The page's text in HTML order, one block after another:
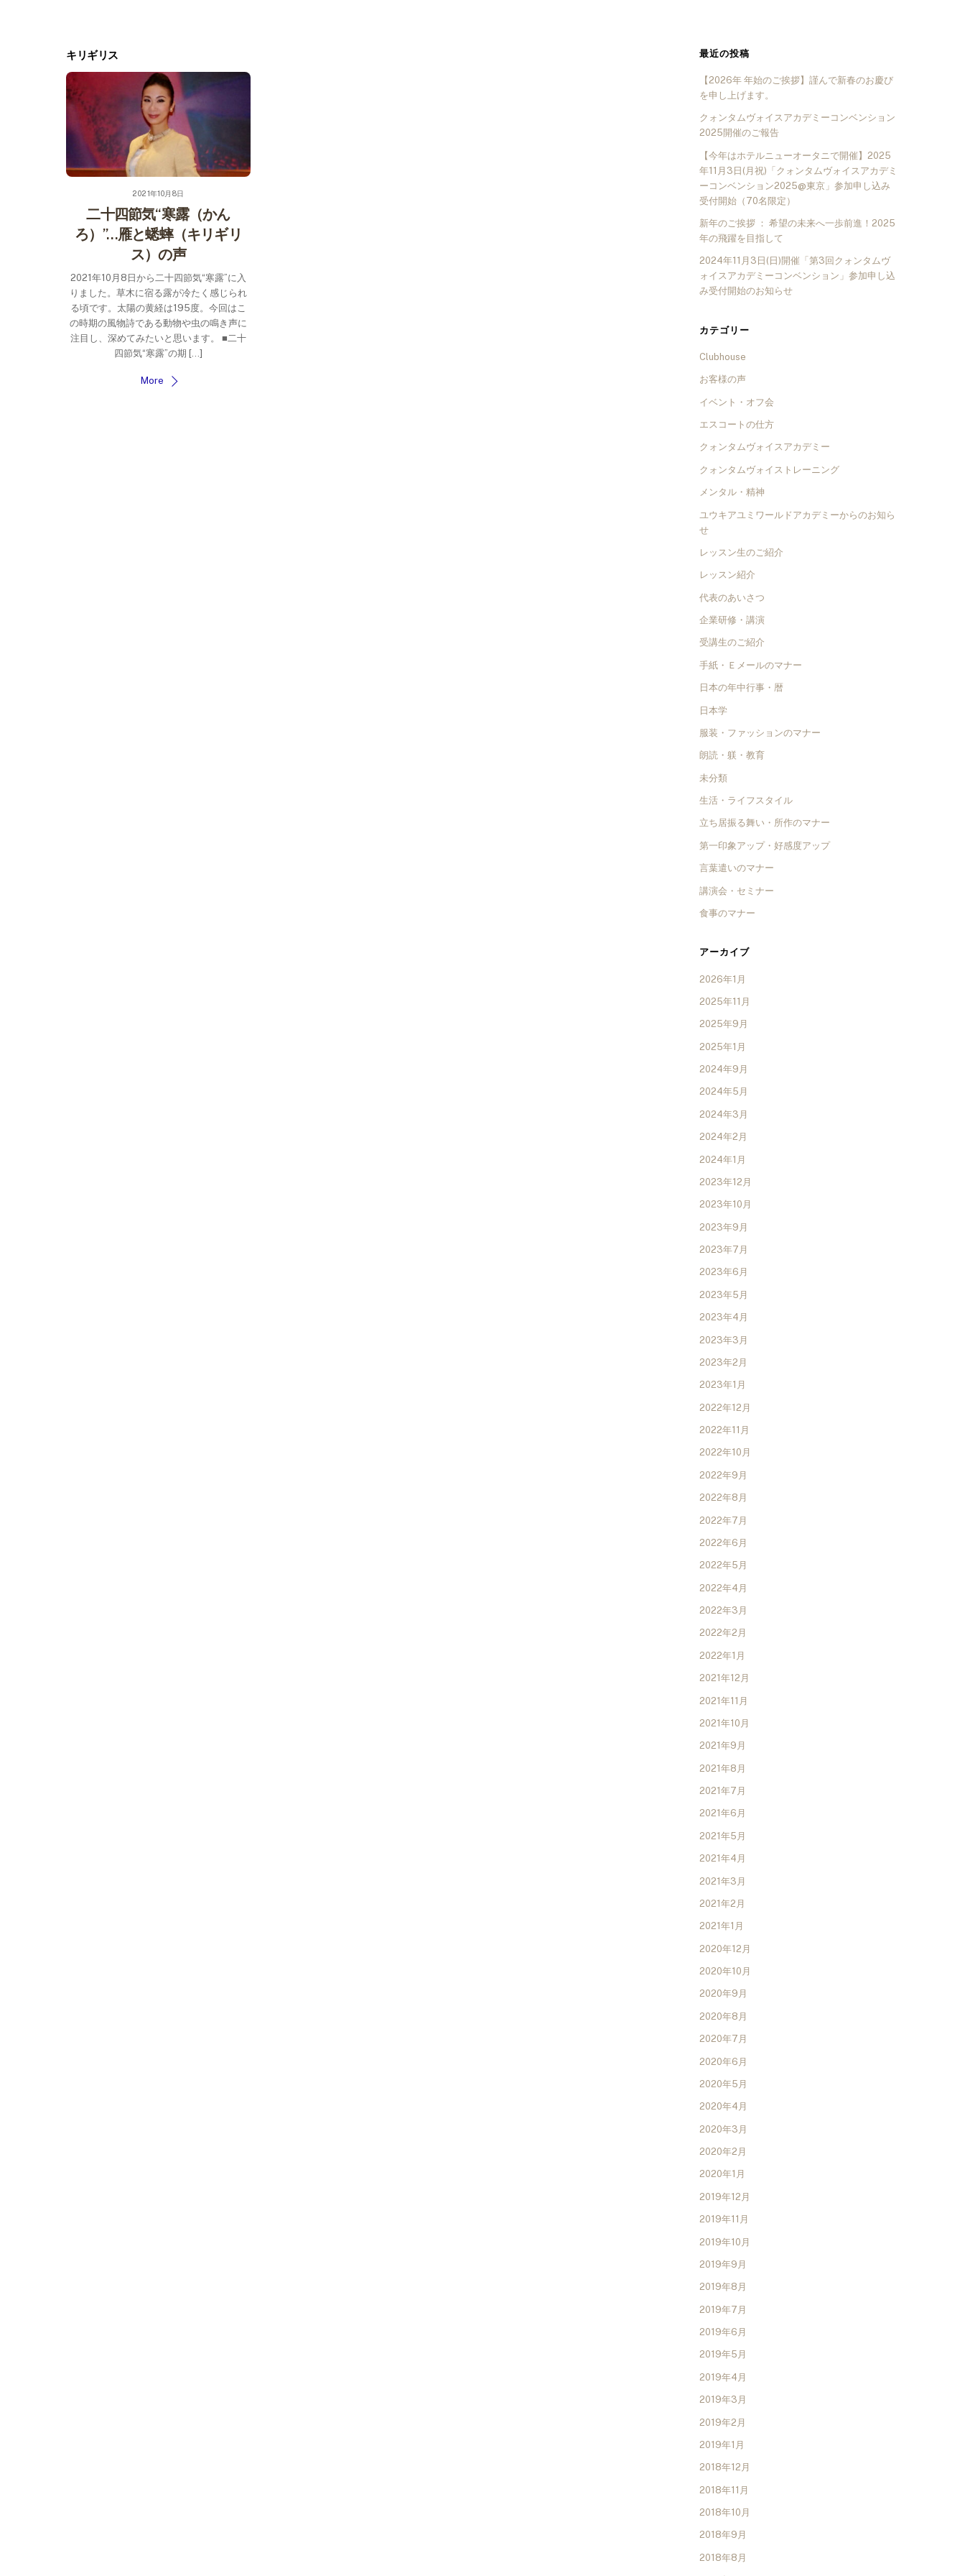
キリギリス
2021年10月8日
二十四節気“寒露（かん
ろ）”…雁と蟋蟀（キリギリ
ス）の声
2021年10月8日から二十四節気“寒露”に入
りました。草木に宿る露が冷たく感じられ
る頃です。太陽の黄経は195度。今回はこ
の時期の風物詩である動物や虫の鳴き声に
注目し、深めてみたいと思います。 ■二十
四節気“寒露”の期 […]
More
最近の投稿
【2026年 年始のご挨拶】謹んで新春のお慶び
を申し上げます。
クォンタムヴォイスアカデミーコンベンション
2025開催のご報告
【今年はホテルニューオータニで開催】2025
年11月3日(月祝)「クォンタムヴォイスアカデミ
ーコンベンション2025@東京」参加申し込み
受付開始（70名限定）
新年のご挨拶 ： 希望の未来へ一歩前進！2025
年の飛躍を目指して
2024年11月3日(日)開催「第3回クォンタムヴ
ォイスアカデミーコンベンション」参加申し込
み受付開始のお知らせ
カテゴリー
Clubhouse
お客様の声
イベント・オフ会
エスコートの仕方
クォンタムヴォイスアカデミー
クォンタムヴォイストレーニング
メンタル・精神
ユウキアユミワールドアカデミーからのお知ら
せ
レッスン生のご紹介
レッスン紹介
代表のあいさつ
企業研修・講演
受講生のご紹介
手紙・Ｅメールのマナー
日本の年中行事・暦
日本学
服装・ファッションのマナー
朗読・躾・教育
未分類
生活・ライフスタイル
立ち居振る舞い・所作のマナー
第一印象アップ・好感度アップ
言葉遣いのマナー
講演会・セミナー
食事のマナー
アーカイブ
2026年1月
2025年11月
2025年9月
2025年1月
2024年9月
2024年5月
2024年3月
2024年2月
2024年1月
2023年12月
2023年10月
2023年9月
2023年7月
2023年6月
2023年5月
2023年4月
2023年3月
2023年2月
2023年1月
2022年12月
2022年11月
2022年10月
2022年9月
2022年8月
2022年7月
2022年6月
2022年5月
2022年4月
2022年3月
2022年2月
2022年1月
2021年12月
2021年11月
2021年10月
2021年9月
2021年8月
2021年7月
2021年6月
2021年5月
2021年4月
2021年3月
2021年2月
2021年1月
2020年12月
2020年10月
2020年9月
2020年8月
2020年7月
2020年6月
2020年5月
2020年4月
2020年3月
2020年2月
2020年1月
2019年12月
2019年11月
2019年10月
2019年9月
2019年8月
2019年7月
2019年6月
2019年5月
2019年4月
2019年3月
2019年2月
2019年1月
2018年12月
2018年11月
2018年10月
2018年9月
2018年8月